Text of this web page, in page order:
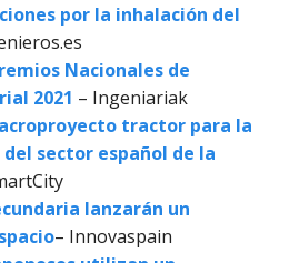
por la inhalación del
Nacionales de
2021 – Ingeniariak
tractor para la
sector español de la
lanzarán un
– Innovaspain